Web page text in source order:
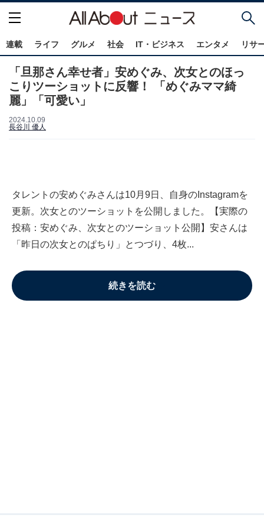
連載 ライフ グルメ 社会 IT・ビジネス エンタメ リサ
「旦那さん幸せ者」安めぐみ、次女とのほっ
こりツーショットに反響！ 「めぐみママ綺
麗」「可愛い」
2024.10.09
長谷川 優人
タレントの安めぐみさんは10月9日、自身のInstagramを
更新。次女とのツーショットを公開しました。【実際の
投稿：安めぐみ、次女とのツーショット公開】安さんは
「昨日の次女とのぱちり」とつづり、4枚...
続きを読む